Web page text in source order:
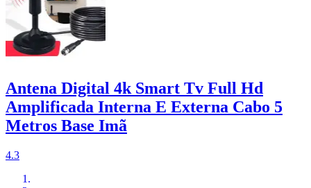
Antena Digital 4k Smart Tv Full Hd
Amplificada Interna E Externa Cabo 5
Metros Base Imã
4.3